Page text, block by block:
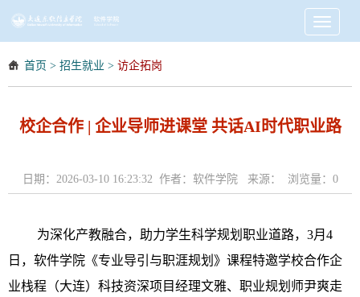
Toggle
首页 > 招生就业 > 访企拓岗
校企合作 | ​企业导师进课堂 共话AI时代职业路
日期：2026-03-10 16:23:32 作者：软件学院 来源： 浏览量： 0
为深化产教融合，助力学生科学规划职业道路，3月4
日，软件学院《专业导引与职涯规划》课程特邀学校合作企
业栈程（大连）科技资深项目经理文雅、职业规划师尹爽走